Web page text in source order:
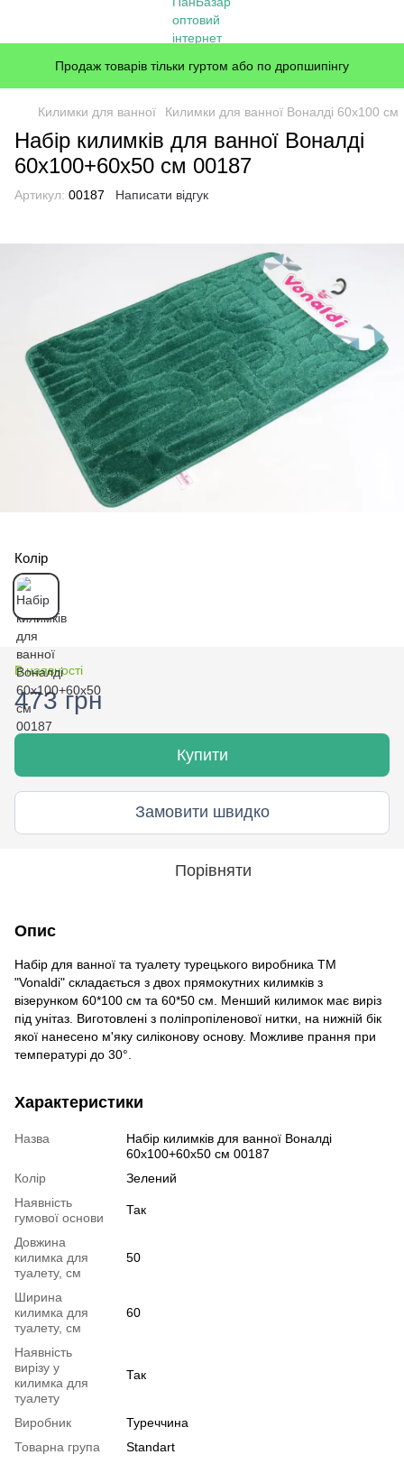
Продаж товарів тільки гуртом або по дропшипінгу
Килимки для ванної Килимки для ванної Воналді 60x100 см
Набір килимків для ванної Воналді
60x100+60x50 см 00187
Артикул: 00187 Написати відгук
Колір
В наявності
473 грн
Купити
Замовити швидко
Порівняти
Опис
Набір для ванної та туалету турецького виробника ТМ
"Vonaldi" складається з двох прямокутних килимків з
візерунком 60*100 см та 60*50 см. Менший килимок має виріз
під унітаз. Виготовлені з поліпропіленової нитки, на нижній бік
якої нанесено м'яку силіконову основу. Можливе прання при
температурі до 30°.
Характеристики
Назва
Набір килимків для ванної Воналді
60x100+60x50 см 00187
Колір
Зелений
Наявність
гумової основи
Так
Довжина
килимка для
туалету, см
50
Ширина
килимка для
туалету, см
60
Наявність
вирізу у
килимка для
туалету
Так
Виробник
Туреччина
Товарна група
Standart